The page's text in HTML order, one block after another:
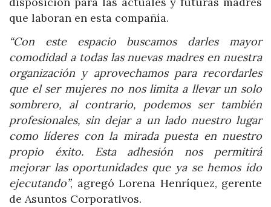
que laboran en esta compañía.
“Con este espacio buscamos darles mayor
comodidad a todas las nuevas madres en nuestra
organización y aprovechamos para recordarles
que el ser mujeres no nos limita a llevar un solo
sombrero, al contrario, podemos ser también
profesionales, sin dejar a un lado nuestro lugar
como líderes con la mirada puesta en nuestro
propio éxito. Esta adhesión nos permitirá
mejorar las oportunidades que ya se hemos ido
ejecutando”, agregó Lorena Henríquez, gerente
de Asuntos Corporativos.